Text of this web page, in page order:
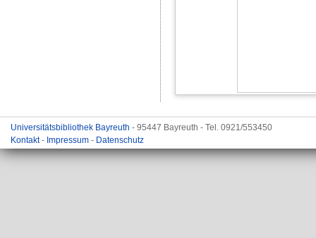
Universitätsbibliothek Bayreuth - 95447 Bayreuth - Tel. 0921/553450
Kontakt- Impressum - Datenschutz